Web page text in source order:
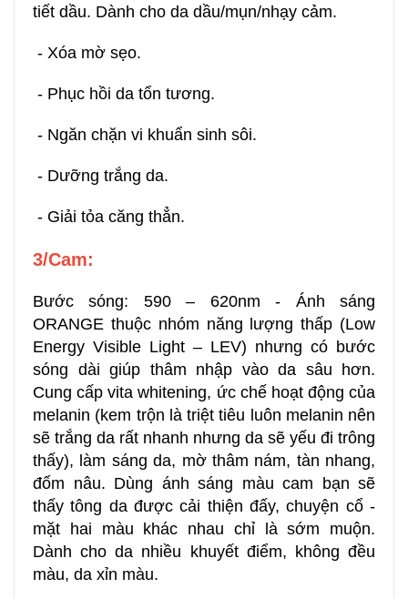
tiết dầu. Dành cho da dầu/mụn/nhạy cảm.
- Xóa mờ sẹo.
- Phục hồi da tổn tương.
- Ngăn chặn vi khuẩn sinh sôi.
- Dưỡng trắng da.
- Giải tỏa căng thẳn.
3/Cam:
Bước sóng: 590 – 620nm - Ánh sáng
ORANGE thuộc nhóm năng lượng thấp (Low
Energy Visible Light – LEV) nhưng có bước
sóng dài giúp thâm nhập vào da sâu hơn.
Cung cấp vita whitening, ức chế hoạt động của
melanin (kem trộn là triệt tiêu luôn melanin nên
sẽ trắng da rất nhanh nhưng da sẽ yếu đi trông
thấy), làm sáng da, mờ thâm nám, tàn nhang,
đốm nâu. Dùng ánh sáng màu cam bạn sẽ
thấy tông da được cải thiện đấy, chuyện cổ -
mặt hai màu khác nhau chỉ là sớm muộn.
Dành cho da nhiều khuyết điểm, không đều
màu, da xỉn màu.